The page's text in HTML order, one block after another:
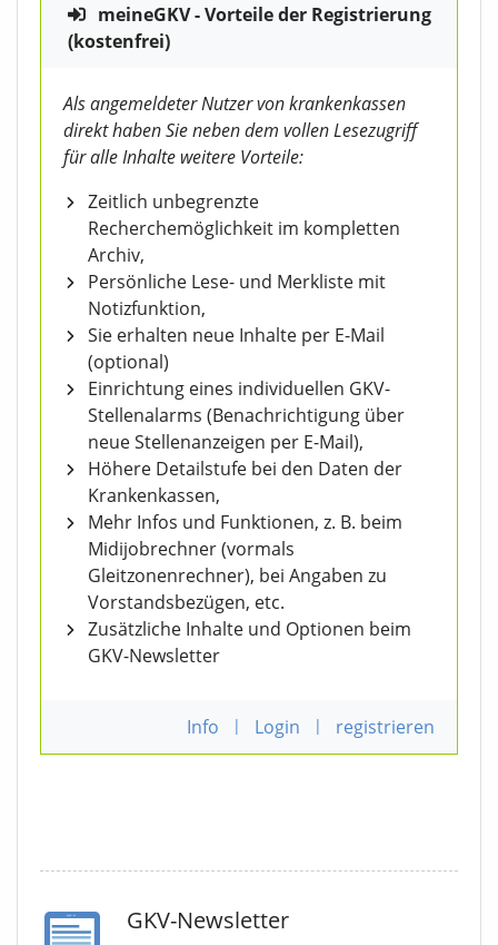
meineGKV - Vorteile der Registrierung
(kostenfrei)
Als angemeldeter Nutzer von krankenkassen
direkt haben Sie neben dem vollen Lesezugriff
für alle Inhalte weitere Vorteile:
Zeitlich unbegrenzte
Recherchemöglichkeit im kompletten
Archiv,
Persönliche Lese- und Merkliste mit
Notizfunktion,
Sie erhalten neue Inhalte per E-Mail
(optional)
Einrichtung eines individuellen GKV-
Stellenalarms (Benachrichtigung über
neue Stellenanzeigen per E-Mail),
Höhere Detailstufe bei den Daten der
Krankenkassen,
Mehr Infos und Funktionen, z. B. beim
Midijobrechner (vormals
Gleitzonenrechner), bei Angaben zu
Vorstandsbezügen, etc.
Zusätzliche Inhalte und Optionen beim
GKV-Newsletter
Info | Login | registrieren
GKV-Newsletter